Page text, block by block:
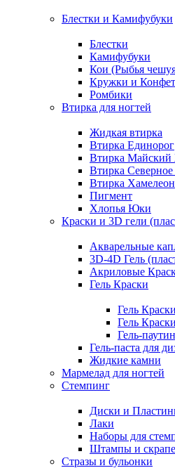
Блестки и Камифубуки
Блестки
Камифубуки
Кои (Рыбья
Кружки и
Ромбики
Втирка для ногтей
Жидкая втирка
Втирка Единорог
Втирка
Втирка Северное
Втирка Хамелеон
Пигмент
Хлопья Юки
Краски и 3D гели
Акварельные
3D-4D Гель
Акриловые
Гель Краски
Гель
Гель
Гель-
Гель-паста для
Жидкие камни
Мармелад для ногтей
Стемпинг
Диски и
Лаки
Наборы для
Штампы и
Стразы и бульонки